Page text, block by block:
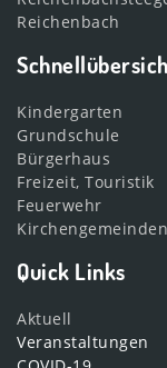
Reichenbach
Kindergarten
Grundschule
Bürgerhaus
Freizeit, Touristik
Feuerwehr
Kirchengemeinden
Quick Links
Aktuell
Veranstaltungen